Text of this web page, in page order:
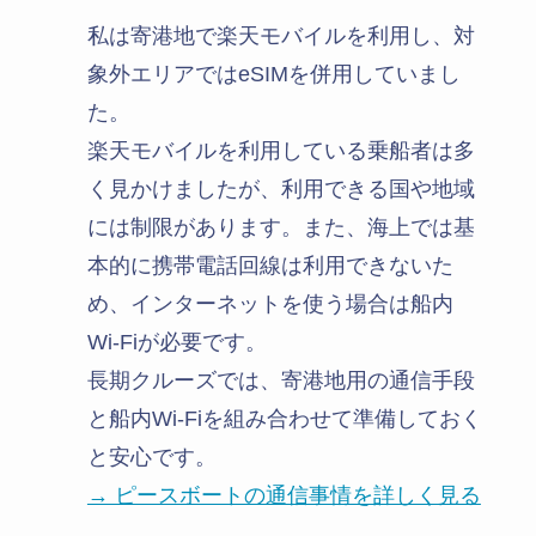
私は寄港地で楽天モバイルを利用し、対
象外エリアではeSIMを併用していまし
た。
楽天モバイルを利用している乗船者は多
く見かけましたが、利用できる国や地域
には制限があります。また、海上では基
本的に携帯電話回線は利用できないた
め、インターネットを使う場合は船内
Wi-Fiが必要です。
長期クルーズでは、寄港地用の通信手段
と船内Wi-Fiを組み合わせて準備しておく
と安心です。
→ ピースボートの通信事情を詳しく見る